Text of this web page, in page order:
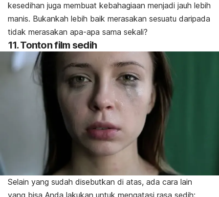
kesedihan juga membuat kebahagiaan menjadi jauh lebih
manis. Bukankah lebih baik merasakan sesuatu daripada
tidak merasakan apa-apa sama sekali?
11. Tonton film sedih
Selain yang sudah disebutkan di atas, ada cara lain
yang bisa Anda lakukan untuk mengatasi rasa sedih;